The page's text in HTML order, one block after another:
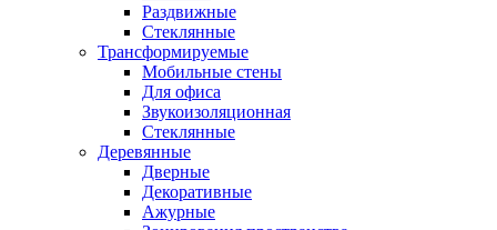
Раздвижные
Стеклянные
Трансформируемые
Мобильные стены
Для офиса
Звукоизоляционная
Стеклянные
Деревянные
Дверные
Декоративные
Ажурные